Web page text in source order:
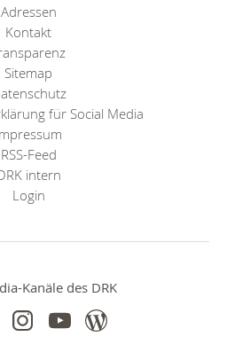
Adressen
Kontakt
Sitemap
für Social Media
RSS-Feed
intern
Login
Kanäle des DRK